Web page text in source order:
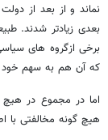
نماند و از بعد از
بعدی زیادتر شدند.
برخی ازگروه های
که آن هم به سهم خود
اما در مجموع در
هیچ گونه مخالفتی با